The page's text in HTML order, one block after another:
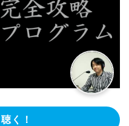
く！